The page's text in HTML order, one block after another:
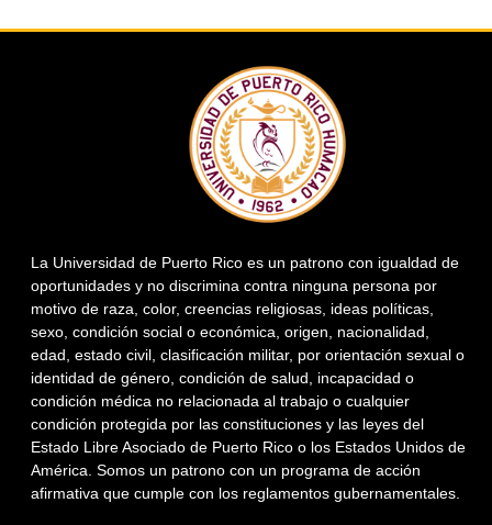
La Universidad de Puerto Rico es un patrono con igualdad de
oportunidades y no discrimina contra ninguna persona por
motivo de raza, color, creencias religiosas, ideas políticas,
sexo, condición social o económica, origen, nacionalidad,
edad, estado civil, clasificación militar, por orientación sexual o
identidad de género, condición de salud, incapacidad o
condición médica no relacionada al trabajo o cualquier
condición protegida por las constituciones y las leyes del
Estado Libre Asociado de Puerto Rico o los Estados Unidos de
América. Somos un patrono con un programa de acción
afirmativa que cumple con los reglamentos gubernamentales.